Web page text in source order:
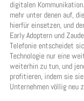
digitalen
mehr unter denen auf,
hierfür einsetzen, und
Early Adoptern und
Telefonie entscheidet
Technologie nur eine
weiterhin zu tun, und
profitieren, indem sie
Unternehmen völlig neu